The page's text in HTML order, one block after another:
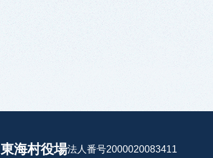
東海村役場法人番号2000020083411